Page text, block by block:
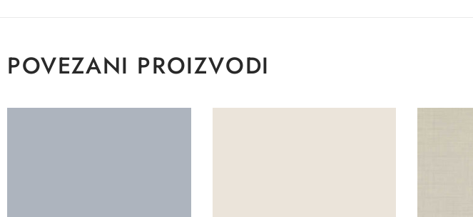
POVEZANI PROIZVODI